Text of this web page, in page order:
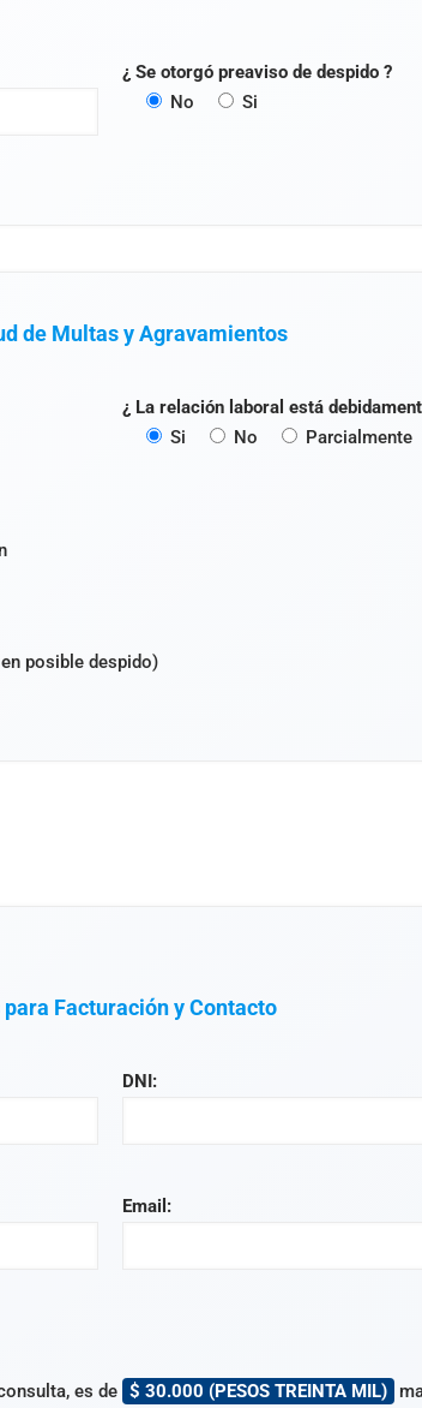
¿ Se otorgó preaviso de despido ?
No
Si
de Multas y Agravamientos
¿ La relación laboral está
Si
No Parcialmente
posible despido)
para Facturación y Contacto
DNI:
Email:
es de $ 30.000 (PESOS TREINTA MIL)